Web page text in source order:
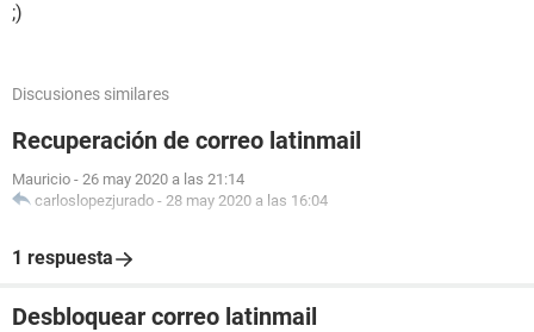
;)
Discusiones similares
Recuperación de correo latinmail
Mauricio - 26 may 2020 a las 21:14
carloslopezjurado - 28 may 2020 a las 16:04
1 respuesta
Desbloquear correo latinmail